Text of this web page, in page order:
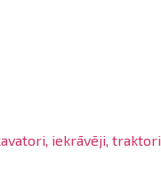
iekrāvēji, traktori